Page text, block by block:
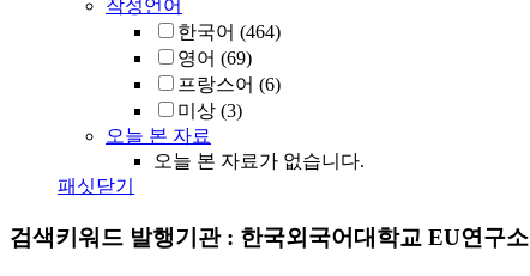
작성언어
한국어 (464)
영어 (69)
프랑스어 (6)
미상 (3)
오늘 본 자료
오늘 본 자료가 없습니다.
패싯닫기
검색키워드 발행기관 : 한국외국어대학교 EU연구소